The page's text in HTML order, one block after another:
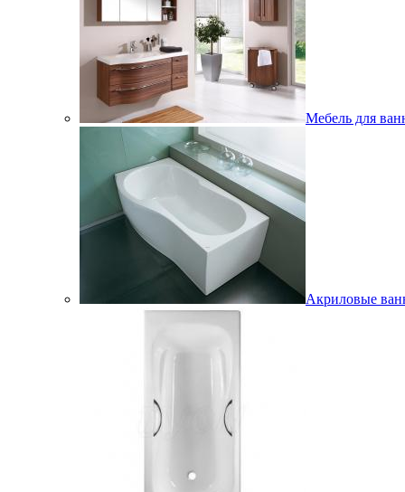
Мебель для
Акриловые